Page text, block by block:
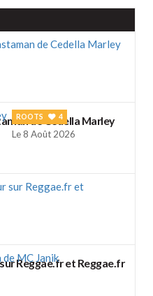
de Cedella Marley
ROOTS 4
Le 8 Août 2026
Reggae.fr et Reggae.fr